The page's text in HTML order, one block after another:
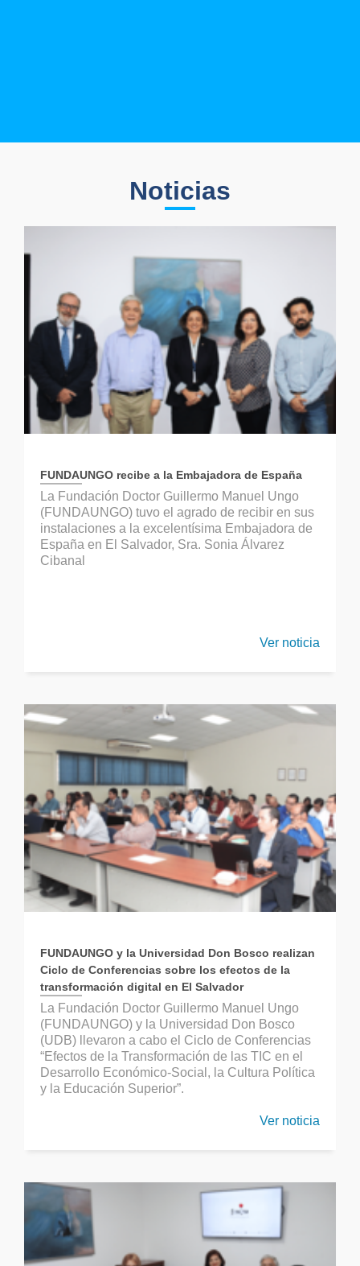
Noticias
FUNDAUNGO recibe a la Embajadora de España
La Fundación Doctor Guillermo Manuel Ungo
(FUNDAUNGO) tuvo el agrado de recibir en sus
instalaciones a la excelentísima Embajadora de
España en El Salvador, Sra. Sonia Álvarez
Cibanal
Ver noticia
FUNDAUNGO y la Universidad Don Bosco realizan
Ciclo de Conferencias sobre los efectos de la
transformación digital en El Salvador
La Fundación Doctor Guillermo Manuel Ungo
(FUNDAUNGO) y la Universidad Don Bosco
(UDB) llevaron a cabo el Ciclo de Conferencias
“Efectos de la Transformación de las TIC en el
Desarrollo Económico-Social, la Cultura Política
y la Educación Superior”.
Ver noticia